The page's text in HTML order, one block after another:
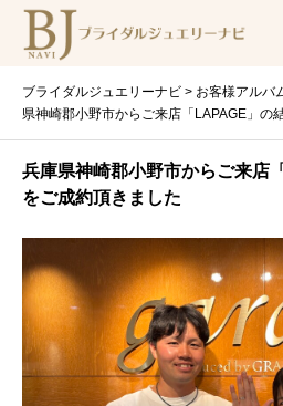
ブライダルジュエリーナビ > お客様アルバ
県神崎郡小野市からご来店「LAPAGE」の
兵庫県神崎郡小野市からご来店
をご成約頂きました